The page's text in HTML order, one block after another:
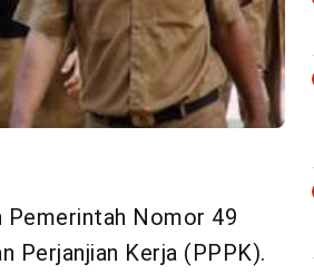
Nomor 49
Perjanjian Kerja (PPPK).